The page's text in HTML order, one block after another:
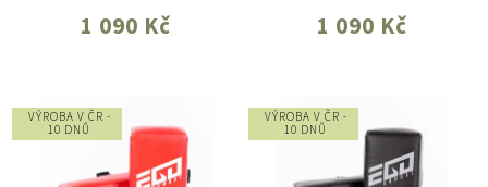
1 090 Kč 1 090 Kč
VÝROBA V ČR -
10 DNŮ
VÝROBA V ČR -
10 DNŮ